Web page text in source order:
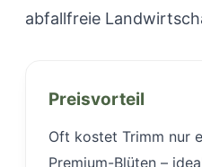
abfallfreie
Preisvorteil
Oft kostet Trimm nur
Premium-Blüten –